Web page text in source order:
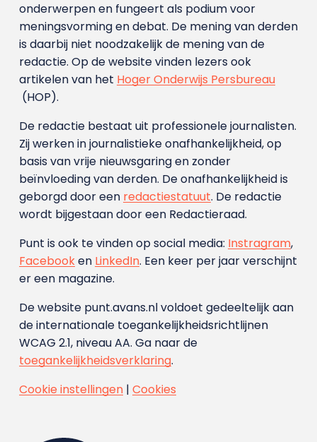
onderwerpen en fungeert als podium voor
meningsvorming en debat. De mening van derden
is daarbij niet noodzakelijk de mening van de
redactie. Op de website vinden lezers ook
artikelen van het Hoger Onderwijs Persbureau
(HOP).
De redactie bestaat uit professionele journalisten.
Zij werken in journalistieke onafhankelijkheid, op
basis van vrije nieuwsgaring en zonder
beïnvloeding van derden. De onafhankelijkheid is
geborgd door een redactiestatuut. De redactie
wordt bijgestaan door een Redactieraad.
Punt is ook te vinden op social media: Instragram,
Facebooken LinkedIn. Een keer per jaar verschijnt
er een magazine.
De website punt.avans.nl voldoet gedeeltelijk aan
de internationale toegankelijkheidsrichtlijnen
WCAG 2.1, niveau AA. Ga naar de
toegankelijkheidsverklaring.
Cookie instellingen| Cookies